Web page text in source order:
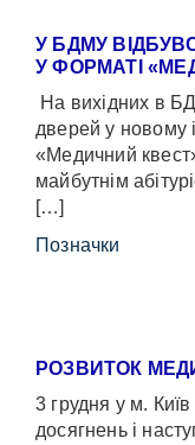
У БДМУ
У ФОРМАТІ
На вихідних в
дверей у новому
«Медичний
майбутнім
[…]
Позначки
РОЗВИТОК
3 грудня у м.
досягнень і